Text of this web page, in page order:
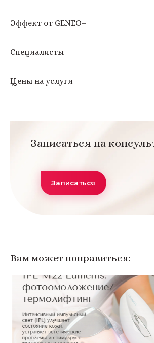
Эффект от GENEO+
Специалисты
Цены на услуги
Записаться на
Записаться
Вам может понравиться: